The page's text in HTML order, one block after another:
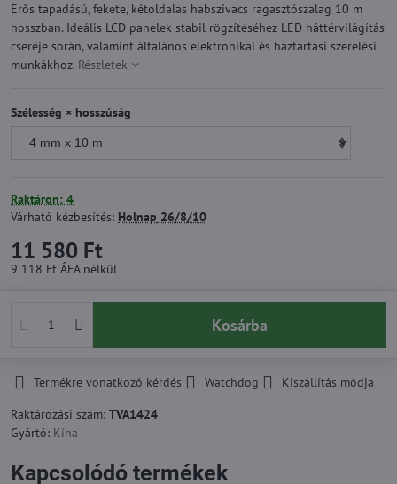
Erős tapadású, fekete, kétoldalas habszivacs ragasztószalag 10 m
hosszban. Ideális LCD panelek stabil rögzítéséhez LED háttérvilágítás
cseréje során, valamint általános elektronikai és háztartási szerelési
munkákhoz. Részletek
Szélesség × hosszúság
Raktáron: 4
Várható kézbesítés: Holnap 26/8/10
11 580 Ft
9 118 Ft ÁFA nélkül
Kosárba
Termékre vonatkozó kérdés Watchdog
Kiszállítás módja
Raktározási szám: TVA1424
Gyártó: Kína
Kapcsolódó termékek